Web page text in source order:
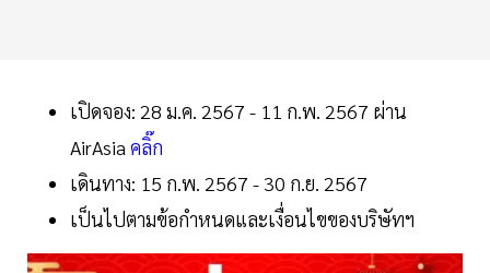
เปิดจอง: 28 ม.ค. 2567 - 11 ก.พ. 2567 ผ่าน
AirAsia คลิ๊ก
เดินทาง: 15 ก.พ. 2567 - 30 ก.ย. 2567
เป็นไปตามข้อกำหนดและเงื่อนไขของบริษัทฯ